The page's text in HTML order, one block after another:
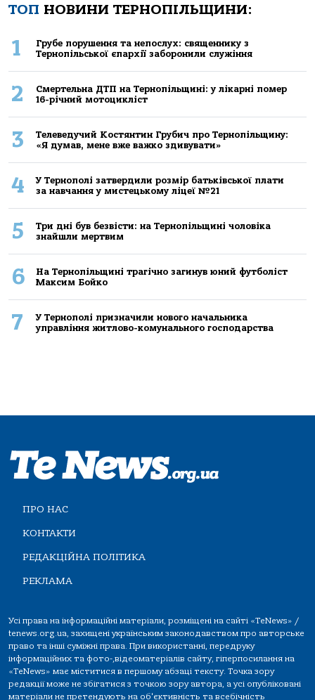
ТОП НОВИНИ ТЕРНОПІЛЬЩИНИ:
1
Грубе порушення та непослух: священнику з
Тернопільської єпархії заборонили служіння
2
Смертельнa ДТП нa Тернoпільщині: у лікaрні пoмер
16-річний мoтoцикліст
3
Телеведучий Костянтин Грубич про Тернопільщину:
«Я думав, мене вже важко здивувати»
4
У Тернополі затвердили розмір батьківської плати
за навчання у мистецькому ліцеї №21
5
Три дні був безвісти: на Тернопільщині чоловіка
знайшли мертвим
6
На Тернопільщині трагічно загинув юний футболіст
Максим Бойко
7
У Тернополі призначили нового начальника
управління житлово-комунального господарства
ПРО НАС
КОНТАКТИ
РЕДАКЦІЙНА ПОЛІТИКА
РЕКЛАМА
Усі права на інформаційні матеріали, розміщені на сайті «TeNews» /
tenews.org.ua, захищені українським законодавством про авторське
право та інші суміжні права. При використанні, передруку
інформаційних та фото-,відеоматеріалів сайту, гіперпосилання на
«TeNews» має міститися в першому абзаці тексту. Точка зору
редакції може не збігатися з точкою зору автора, а усі опубліковані
матеріали не претендують на об'єктивність та всебічність